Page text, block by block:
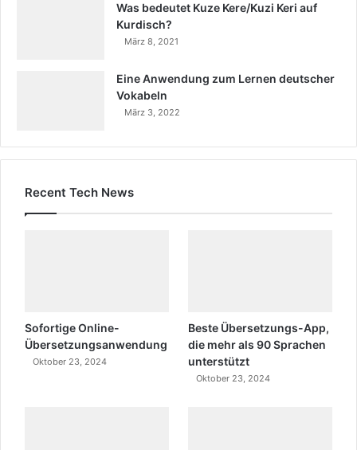
Was bedeutet Kuze Kere/Kuzi Keri auf
Kurdisch?
März 8, 2021
Eine Anwendung zum Lernen deutscher
Vokabeln
März 3, 2022
Recent Tech News
Sofortige Online-
Übersetzungsanwendung
Oktober 23, 2024
Beste Übersetzungs-App,
die mehr als 90 Sprachen
unterstützt
Oktober 23, 2024